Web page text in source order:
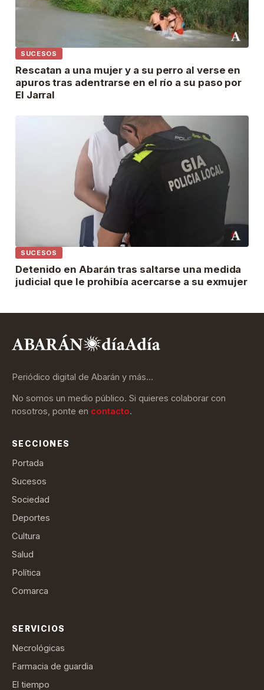
SUCESOS
Rescatan a una mujer y a su perro al verse en
apuros tras adentrarse en el río a su paso por
El Jarral
SUCESOS
Detenido en Abarán tras saltarse una medida
judicial que le prohibía acercarse a su exmujer
Periódico digital de Abarán y más…
No somos un medio público. Si quieres colaborar con
nosotros, ponte en contacto.
SECCIONES
Portada
Sucesos
Sociedad
Deportes
Cultura
Salud
Política
Comarca
SERVICIOS
Necrológicas
Farmacia de guardia
El tiempo